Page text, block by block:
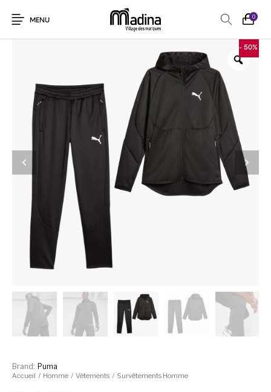
MENU
0
- 50%
Accueil / Homme / Vêtements / Survêtements Homme
Brand: Puma